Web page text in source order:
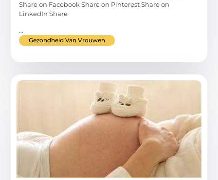
Share on Facebook Share on Pinterest Share on
LinkedIn Share
...
Gezondheid Van Vrouwen